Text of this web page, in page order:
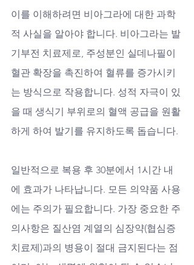
이를 이해하려면 비아그라에 대한 과학
적 사실을 알아야 합니다. 비아그라는 발
기부전 치료제로, 주성분인 실데나필이
혈관 확장을 촉진하여 혈류를 증가시키
는 방식으로 작용합니다. 성적 자극이 있
을 때 생식기 부위로의 혈액 공급을 원활
하게 하여 발기를 유지하도록 돕습니다.
일반적으로 복용 후 30분에서 1시간 내
에 효과가 나타납니다. 모든 의약품 사용
에는 주의가 필요합니다. 가장 중요한 주
의사항은 질산염 계열의 심장약(협심증
치료제)과의 병용이 절대 금지된다는 점